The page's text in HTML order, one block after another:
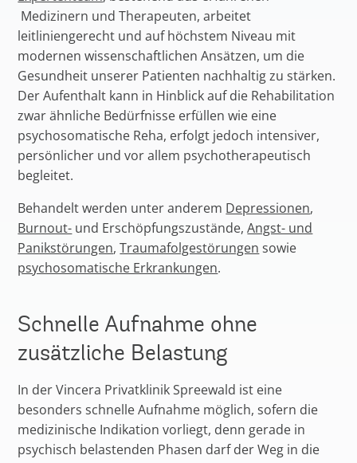
Medizinern und Therapeuten, arbeitet
leitliniengerecht und auf höchstem Niveau mit
modernen wissenschaftlichen Ansätzen, um die
Gesundheit unserer Patienten nachhaltig zu stärken.
Der Aufenthalt kann in Hinblick auf die Rehabilitation
zwar ähnliche Bedürfnisse erfüllen wie eine
psychosomatische Reha, erfolgt jedoch intensiver,
persönlicher und vor allem psychotherapeutisch
begleitet.
Behandelt werden unter anderem Depressionen,
Burnout- und Erschöpfungszustände,Angst- und
Panikstörungen,Traumafolgestörungen sowie
psychosomatische Erkrankungen.
Schnelle Aufnahme ohne
zusätzliche Belastung
In der Vincera Privatklinik Spreewald ist eine
besonders schnelle Aufnahme möglich, sofern die
medizinische Indikation vorliegt, denn gerade in
psychisch belastenden Phasen darf der Weg in die